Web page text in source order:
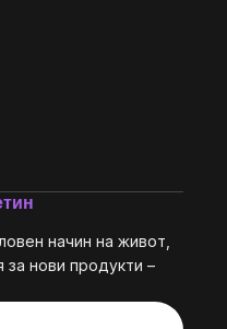
начин на живот,
за нови продукти –